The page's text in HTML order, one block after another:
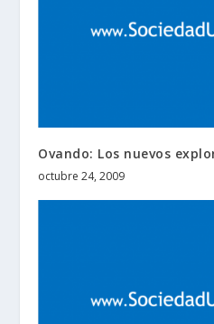
Ovando: Los nuevos
octubre 24, 2009